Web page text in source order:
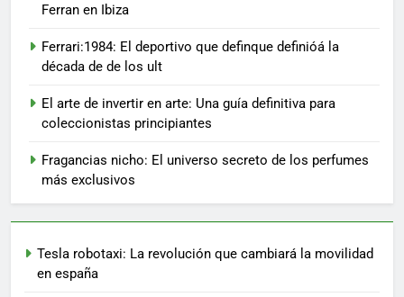
Ferran en Ibiza
Ferrari:1984: El deportivo que definque definióá la
década de de los ult
El arte de invertir en arte: Una guía definitiva para
coleccionistas principiantes
Fragancias nicho: El universo secreto de los perfumes
más exclusivos
Tesla robotaxi: La revolución que cambiará la movilidad
en españa